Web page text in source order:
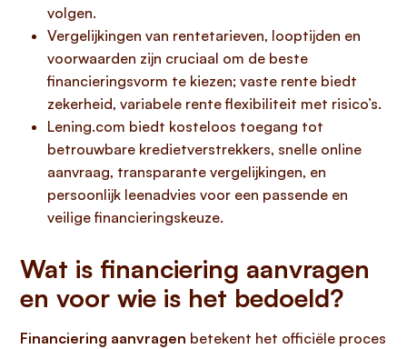
volgen.
Vergelijkingen van rentetarieven, looptijden en
voorwaarden zijn cruciaal om de beste
financieringsvorm te kiezen; vaste rente biedt
zekerheid, variabele rente flexibiliteit met risico’s.
Lening.com biedt kosteloos toegang tot
betrouwbare kredietverstrekkers, snelle online
aanvraag, transparante vergelijkingen, en
persoonlijk leenadvies voor een passende en
veilige financieringskeuze.
Wat is financiering aanvragen
en voor wie is het bedoeld?
Financiering aanvragen betekent het officiële proces